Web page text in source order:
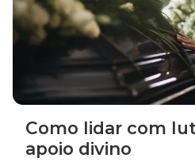
Como lidar com
apoio divino